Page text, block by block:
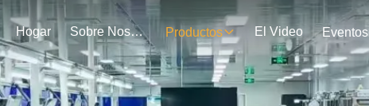
Hogar Sobre Nosotros Productos El Video Eventos